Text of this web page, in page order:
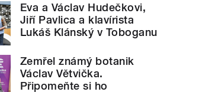
Eva a Václav Hudečkovi,
Jiří Pavlica a klavírista
Lukáš Klánský v Toboganu
Zemřel známý botanik
Václav Větvička.
Připomeňte si ho